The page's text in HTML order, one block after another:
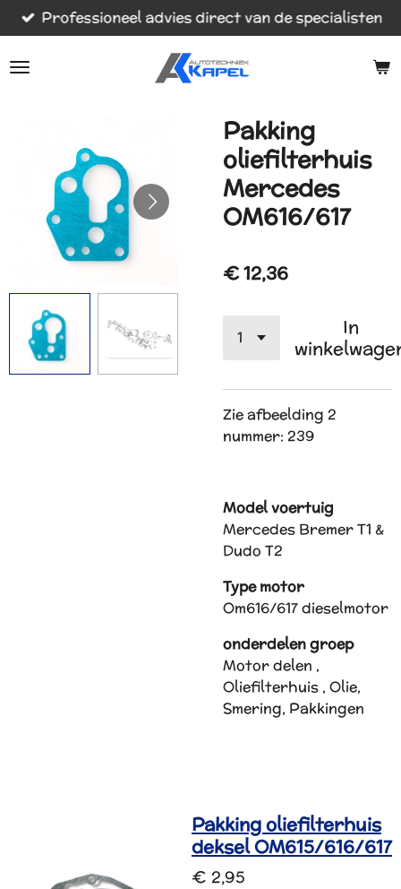
Ga
direct
naar
Professioneel advies direct van de specialisten
Pakking
oliefilterhuis
Mercedes
OM616/617
€ 12,36
In
Zie afbeelding 2
nummer: 239
Model voertuig
Mercedes Bremer T1 &
Dudo T2
Type motor
Om616/617 dieselmotor
onderdelen groep
Motor delen ,
Oliefilterhuis , Olie,
Smering, Pakkingen
Pakking oliefilterhuis
deksel OM615/616/617
€ 2,95